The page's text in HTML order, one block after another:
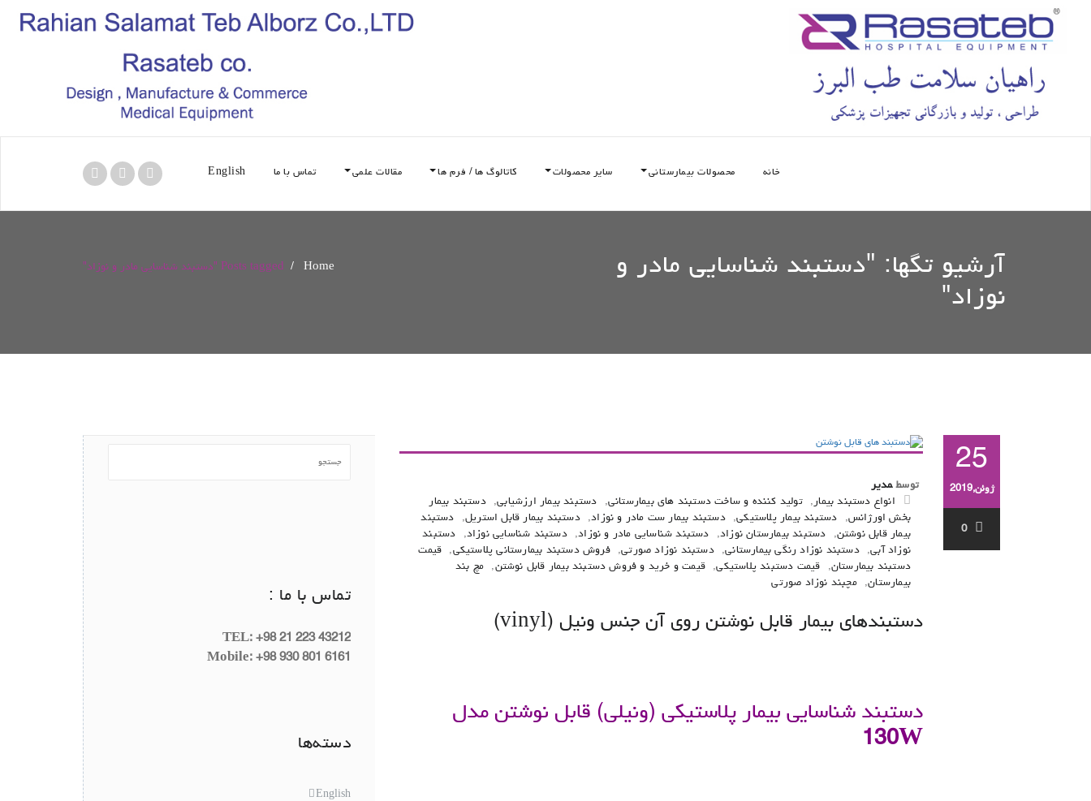
خانه محصولات بیمارستانی سایر محصولات کاتالوگ ها / فرم ها مقالات علمی تماس با ما English
آرشیو تگها: "دستبند شناسایی مادر و
نوزاد"
Home
/ Posts tagged "دستبند شناسایی مادر و نوزاد"
25
ژوئن,2019
0
توسط مدیر
انواع دستبند بیمار , تولید کننده و ساخت دستبند های بیمارستانی, دستبند بیمار ارزشیابی,
دستبند بیمار
بخش اورژانس, دستبند بیمار پلاستیکی, دستبند بیمار ست مادر و نوزاد, دستبند بیمار قابل استریل,
دستبند
بیمار قابل نوشتن, دستبند بیمارستان نوزاد, دستبند شناسایی مادر و نوزاد, دستبند شناسایی نوزاد,
دستبند
نوزاد آبی, دستبند نوزاد رنگی بیمارستانی, دستبند نوزاد صورتی, فروش دستبند بیمارستانی پلاستیکی,
قیمت
دستبند بیمارستان, قیمت دستبند پلاستیکی, قیمت و خرید و فروش دستبند بیمار قابل نوشتن,
مچ بند
بیمارستان, مچبند نوزاد صورتی
دستبندهای بیمار قابل نوشتن روی آن جنس ونیل (vinyl)
دستبند شناسایی بیمار پلاستیکی (ونیلی) قابل نوشتن مدل
130W
تماس با ما :
TEL: +98 21 223 43212
Mobile: +98 930 801 6161
دسته‌ها
English